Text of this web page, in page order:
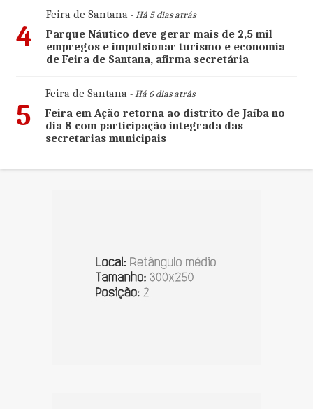
4
Feira de Santana- Há 5 dias atrás
Parque Náutico deve gerar mais de 2,5 mil
empregos e impulsionar turismo e economia
de Feira de Santana, afirma secretária
5
Feira de Santana- Há 6 dias atrás
Feira em Ação retorna ao distrito de Jaíba no
dia 8 com participação integrada das
secretarias municipais